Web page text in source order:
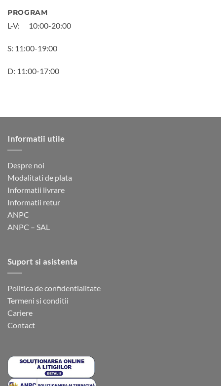
PROGRAM
L-V: 10:00-20:00
S: 11:00-19:00
D: 11:00-17:00
Informatii utile
Despre noi
Modalitati de plata
Informatii livrare
Informatii retur
ANPC
ANPC – SAL
Suport si asistenta
Politica de confidentialitate
Termeni si conditii
Cariere
Contact